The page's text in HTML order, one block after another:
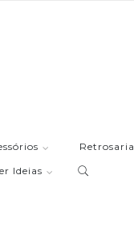
Retrosaria
Ideias